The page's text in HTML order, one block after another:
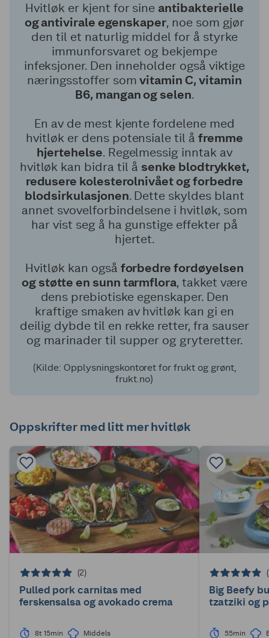
Hvitløk er kjent for sine antibakterielle
og antivirale egenskaper, noe som gjør
den til et naturlig middel for å styrke
immunforsvaret og bekjempe
infeksjoner. Den inneholder også viktige
næringsstoffer somvitamin C, vitamin
B6, mangan og selen.
En av de mest kjente fordelene med
hvitløk er dens potensiale til åfremme
hjertehelse. Regelmessig inntak av
hvitløk kan bidra til å senke blodtrykket,
redusere kolesterolnivået og forbedre
blodsirkulasjonen. Dette skyldes blant
annet svovelforbindelsene i hvitløk, som
har vist seg å ha gunstige effekter på
hjertet.
Hvitløk kan også forbedre fordøyelsen
og støtte en sunn tarmflora, takket være
dens prebiotiske egenskaper. Den
kraftige smaken av hvitløk kan gi en
deilig dybde til en rekke retter, fra sauser
og marinader til supper og gryteretter.
(Kilde: Opplysningskontoret for frukt og grønt,
frukt.no)
Oppskrifter med litt mer hvitløk
(2)
Pulled pork carnitas med
ferskensalsa og avokado crema
8t 15min Middels
Big Beefy
tzatziki og
55min